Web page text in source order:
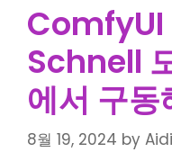
ComfyUI
Schnell
에서 구동
8월 19, 2024 by